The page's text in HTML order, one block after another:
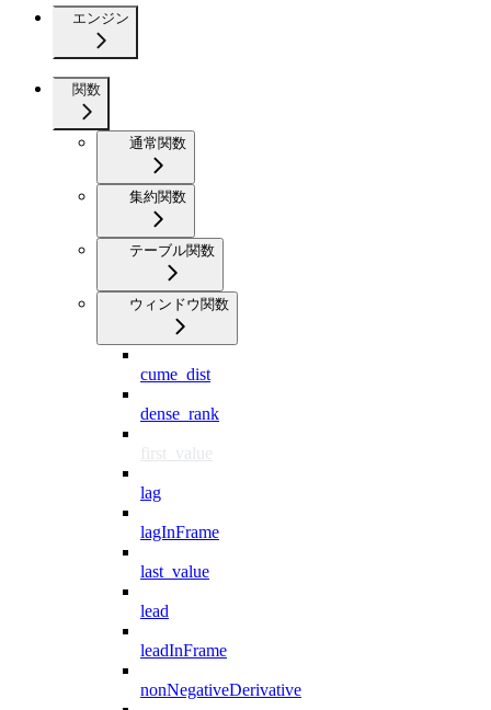
エンジン
関数
通常関数
集約関数
テーブル関数
ウィンドウ関数
cume_dist
dense_rank
first_value
lag
lagInFrame
last_value
lead
leadInFrame
nonNegativeDerivative